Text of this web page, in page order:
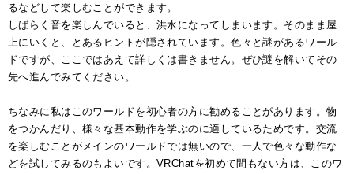
るなどして楽しむことができます。
しばらく音を楽しんでいると、洪水になってしまいます。そのまま屋
上にいくと、とあるヒントが隠されています。色々と謎があるワール
ドですが、ここではあえて詳しくは書きません。ぜひ謎を解いてその
先へ進んでみてください。
ちなみに私はこのワールドを初心者の方に勧めることがあります。物
をつかんだり、様々な基本動作を学ぶのに適しているためです。交流
を楽しむことがメインのワールドでは無いので、一人で色々な動作な
どを試してみるのもよいです。VRChatを初めて間もない方は、このワ